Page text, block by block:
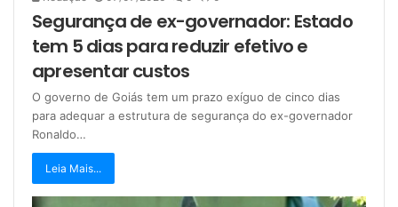
Segurança de ex-governador: Estado
tem 5 dias para reduzir efetivo e
apresentar custos
O governo de Goiás tem um prazo exíguo de cinco dias
para adequar a estrutura de segurança do ex-governador
Ronaldo…
Leia Mais...